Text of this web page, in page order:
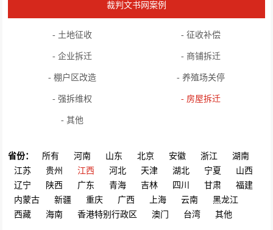
裁判文书网案例
- 土地征收 - 征收补偿
- 企业拆迁 - 商铺拆迁
- 棚户区改造 - 养殖场关停
- 强拆维权 - 房屋拆迁
- 其他
省份： 所有 河南 山东 北京 安徽 浙江
湖南
江苏
贵州 江西 河北 天津 湖北 宁夏
山西
辽宁
陕西 广东 青海 吉林 四川 甘肃
福建
内蒙古
新疆 重庆 广西 上海 云南
黑龙江
西藏
海南 香港特别行政区 澳门 台湾 其他